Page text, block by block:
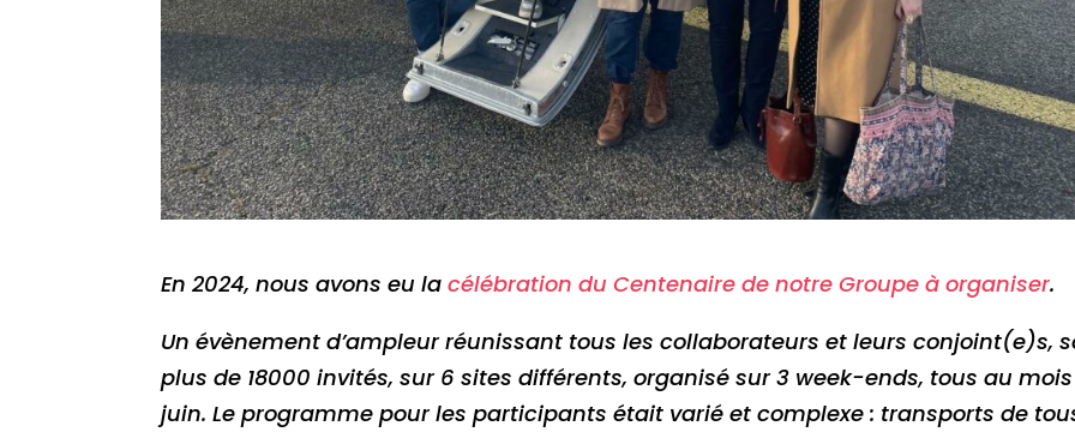
En 2024, nous avons eu lacélébration du Centenaire de notre Groupe à organiser.
Un évènement d’ampleur réunissant tous les collaborateurs et leurs conjoint(e)s,
plus de 18000 invités, sur 6 sites différents, organisé sur 3 week-ends, tous au
juin. Le programme pour les participants était varié et complexe : transports de